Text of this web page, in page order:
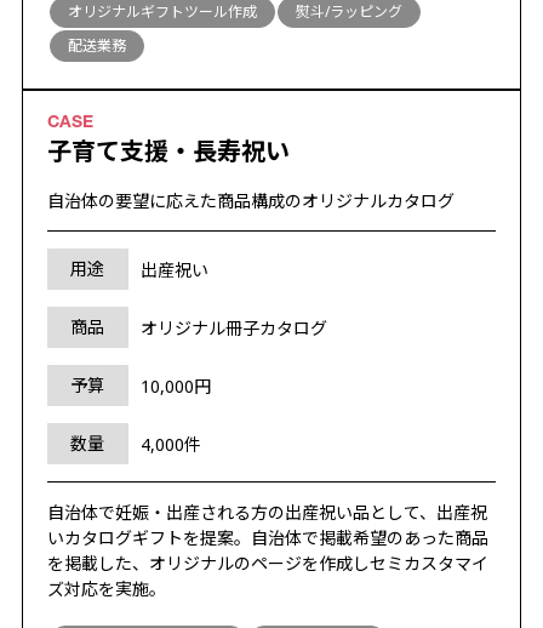
オリジナルギフトツール作成
熨斗/ラッピング
配送業務
子育て支援・長寿祝い
自治体の要望に応えた商品構成のオリジナルカタログ
用途 出産祝い
商品 オリジナル冊子カタログ
予算 10,000円
数量 4,000件
自治体で妊娠・出産される方の出産祝い品として、出産祝
いカタログギフトを提案。自治体で掲載希望のあった商品
を掲載した、オリジナルのページを作成しセミカスタマイ
ズ対応を実施。